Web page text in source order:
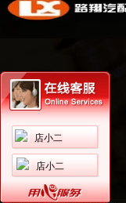
宝马X5分动箱/器-
ATC45L-ATC450-
店小二
店小二